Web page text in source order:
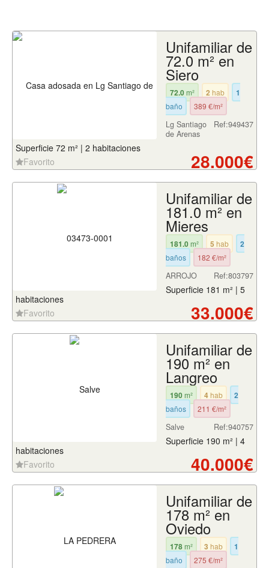
Unifamiliar de
72.0 m² en
Siero
72.0m² 2 hab 1
baño 389 €/m²
Ref:949437
Lg Santiago
de Arenas
Superficie 72 m² | 2 habitaciones
Favorito
28.000€
Unifamiliar de
181.0 m² en
Mieres
181.0m² 5 hab 2
baños 182 €/m²
Ref:803797
ARROJO
Superficie 181 m² | 5
habitaciones
Favorito
33.000€
Unifamiliar de
190 m² en
Langreo
190m² 4hab 2
baños 211 €/m²
Ref:940757
Salve
Superficie 190 m² | 4
habitaciones
Favorito
40.000€
Unifamiliar de
178 m² en
Oviedo
178m² 3 hab 1
baño 275 €/m²